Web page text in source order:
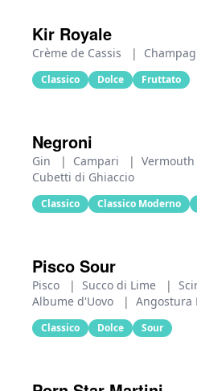
Kir Royale
Crème de Cassis |
Classico Dolce Fruttato
Negroni
Gin | Campari | Vermouth
Cubetti di Ghiaccio
Classico Classico Moderno
Pisco Sour
Pisco | Succo di Lime |
Albume d'Uovo
| Angostura
Classico Dolce Sour